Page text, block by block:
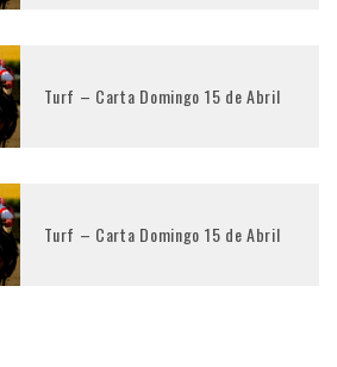
Turf – Carta Domingo 15 de Abril
Turf – Carta Domingo 15 de Abril